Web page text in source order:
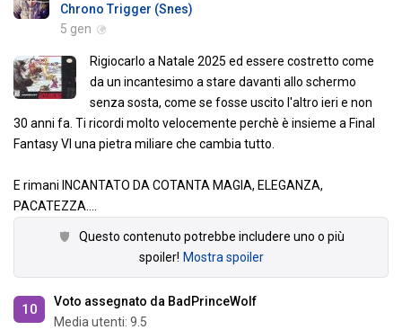
Chrono Trigger (Snes)
5 gen
Rigiocarlo a Natale 2025 ed essere costretto come
da un incantesimo a stare davanti allo schermo
senza sosta, come se fosse uscito l'altro ieri e non
30 anni fa. Ti ricordi molto velocemente perchè è insieme a Final
Fantasy VI una pietra miliare che cambia tutto.
E rimani INCANTATO DA COTANTA MAGIA, ELEGANZA,
PACATEZZA.
Questo contenuto potrebbe includere uno o più
spoiler! Mostra spoiler
10
Voto assegnato da BadPrinceWolf
Media utenti: 9.5